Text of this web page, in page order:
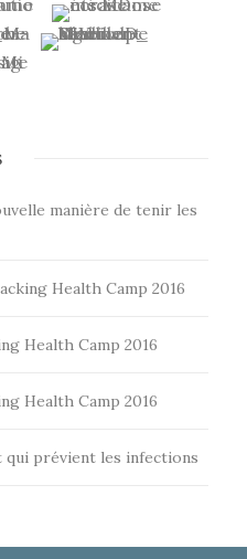
manière de tenir les
Health Camp 2016
Health Camp 2016
Health Camp 2016
qui prévient les infections